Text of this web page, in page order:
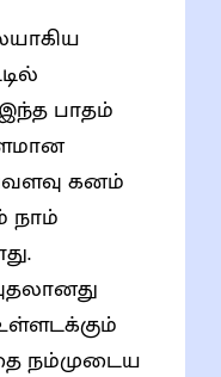
பாதம்
கனம்
நாம்
நம்முடைய